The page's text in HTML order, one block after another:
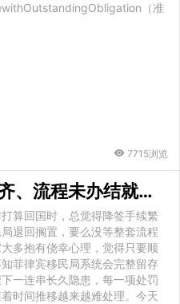
（准
7715浏览
菲律宾9g降签材料不齐、流程未办结就
离境
算回国时，总觉得降签手续繁
退回搁置，要么没等整套流程
大多抱有侥幸心理，觉得只要顺
菲律宾移民局系统会完整留存
一连串长久隐患，每一项处罚
时间推移越来越难处理。今天